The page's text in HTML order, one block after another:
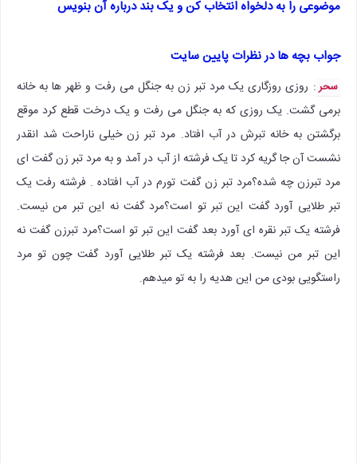
موضوعی را به دلخواه انتخاب کن و یک بند درباره آن بنویس
جواب بچه ها در نظرات پایین سایت
سحر: روزی روزگاری یک مرد تبر زن به جنگل می رفت و ظهر ها به خانه
برمی گشت. یک روزی که به جنگل می رفت و یک درخت قطع کرد موقع
برگشتن به خانه تبرش در آب افتاد. مرد تبر زن خیلی ناراحت شد انقدر
نشست آن جا گریه کرد تا یک فرشته از آب در آمد و به مرد تبر زن گفت ای
مرد تبرزن چه شده؟مرد تبر زن گفت تورم در آب افتاده . فرشته رفت یک
تبر طلایی آورد گفت این تبر تو است؟مرد گفت نه این تبر من نیست.
فرشته یک تبر نقره ای آورد بعد گفت این تبر تو است؟مرد تبرزن گفت نه
این تبر من نیست. بعد فرشته یک تبر طلایی آورد گفت چون تو مرد
راستگویی بودی من این هدیه را به تو میدهم.